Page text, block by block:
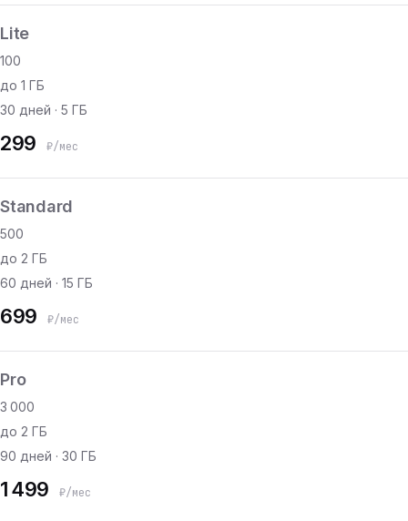
Lite
100
до 1 ГБ
30 дней · 5 ГБ
299 ₽/мес
Standard
500
до 2 ГБ
60 дней · 15 ГБ
699 ₽/мес
Pro
3 000
до 2 ГБ
90 дней · 30 ГБ
1 499 ₽/мес